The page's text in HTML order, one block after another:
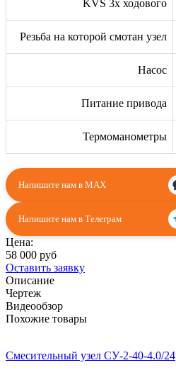
KVS 3х ходового
Резьба на которой смотан узел
Насос
Питание привода
Термоманометры
Напишите нам в MAX
Напишите нам в Телеграм
Цена:
58 000 руб
Оставить заявку
Описание
Чертеж
Видеообзор
Похожие товары
Смесительный узел СУ-2-40-4.0/24